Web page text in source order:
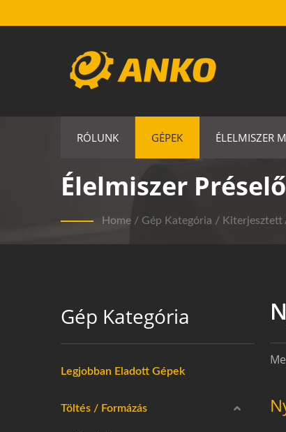
RÓLUNK GÉPEK ÉLELMISZER
Élelmiszer
Home / Gép Kategória / Kiterjesztett
Gép Kategória
Legjobban Eladott Gépek
Töltés / Formázás